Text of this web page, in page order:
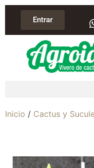
Entrar
Inicio / Cactus y